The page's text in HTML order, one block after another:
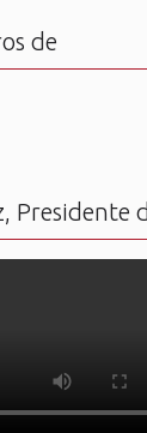
de
Presidente